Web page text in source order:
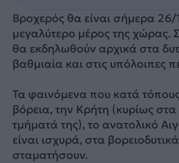
Βροχερός θα είναι σήμερα
μεγαλύτερο μέρος της χώρας.
θα εκδηλωθούν αρχικά στα
βαθμιαία και στις υπόλοιπες
Τα φαινόμενα που κατά
βόρεια, την Κρήτη (κυρίως στα
τμήματά της), το ανατολικό
είναι ισχυρά, στα
σταματήσουν.